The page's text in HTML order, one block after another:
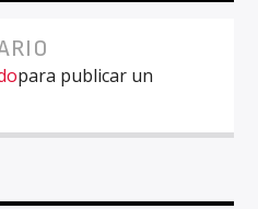
para publicar un